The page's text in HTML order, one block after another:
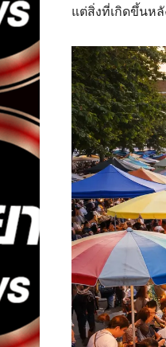
แต่สิ่งที่เกิดขึ้นหลั